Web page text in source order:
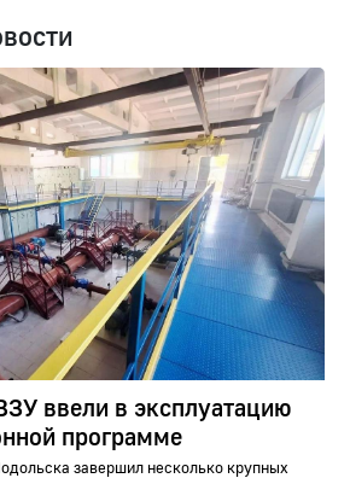
ввели в эксплуатацию
программе
завершил несколько крупных